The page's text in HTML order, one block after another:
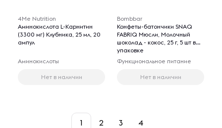
4Me Nutrition
Аминокислота L-Карнитин
(3300 мг) Клубника, 25 мл, 20
ампул
Аминокислоты
Нет в наличии
Bombbar
Конфеты-батончики SNAQ
FABRIQ Мюсли, Молочный
шоколад - кокос, 25 г, 5 шт в
упаковке
Функциональное питание
Нет в наличии
1 2 3 4